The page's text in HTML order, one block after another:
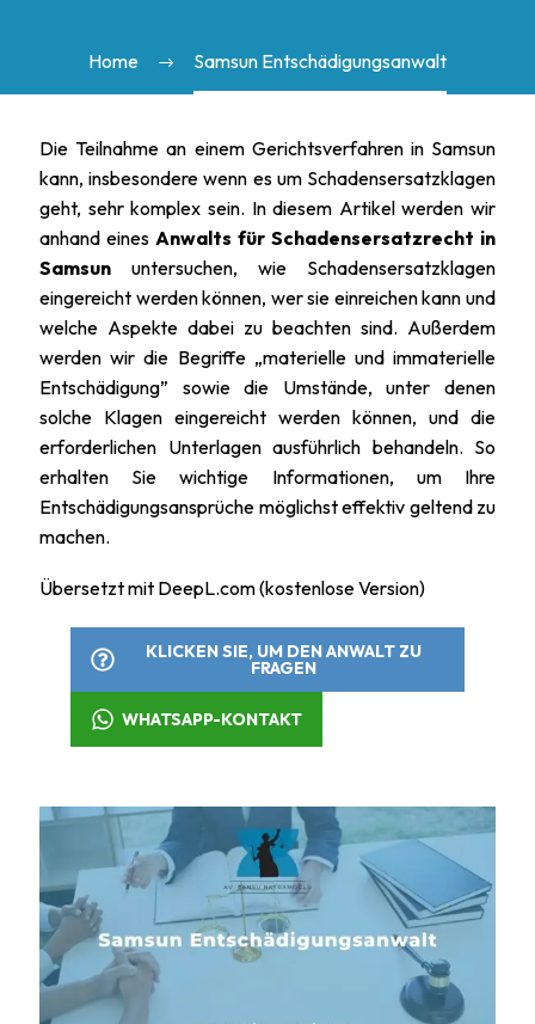
Home Samsun Entschädigungsanwalt
Die Teilnahme an einem Gerichtsverfahren in Samsun
kann, insbesondere wenn es um Schadensersatzklagen
geht, sehr komplex sein. In diesem Artikel werden wir
anhand eines Anwalts für Schadensersatzrecht in
Samsun untersuchen, wie Schadensersatzklagen
eingereicht werden können, wer sie einreichen kann und
welche Aspekte dabei zu beachten sind. Außerdem
werden wir die Begriffe „materielle und immaterielle
Entschädigung” sowie die Umstände, unter denen
solche Klagen eingereicht werden können, und die
erforderlichen Unterlagen ausführlich behandeln. So
erhalten Sie wichtige Informationen, um Ihre
Entschädigungsansprüche möglichst effektiv geltend zu
machen.
Übersetzt mit DeepL.com (kostenlose Version)
KLICKEN SIE, UM DEN ANWALT ZU
FRAGEN
WHATSAPP-KONTAKT